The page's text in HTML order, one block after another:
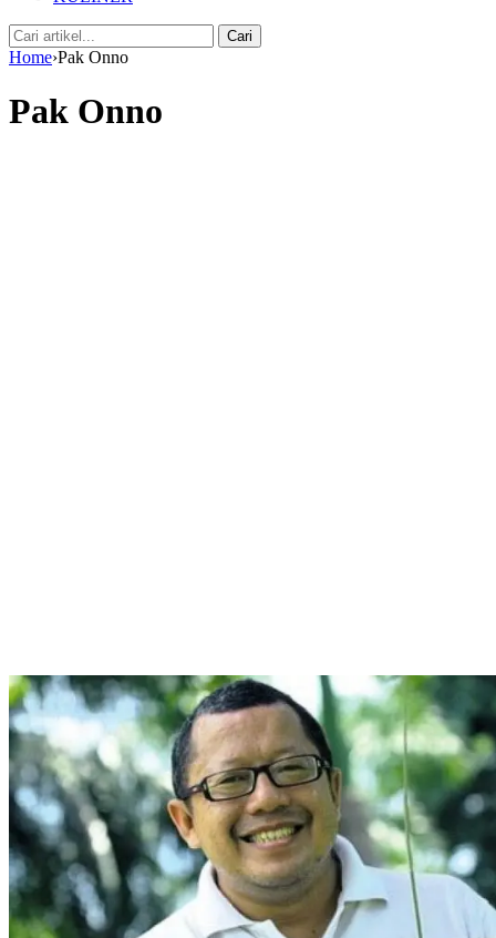
Cari:
Cari
Home›Pak Onno
Pak Onno